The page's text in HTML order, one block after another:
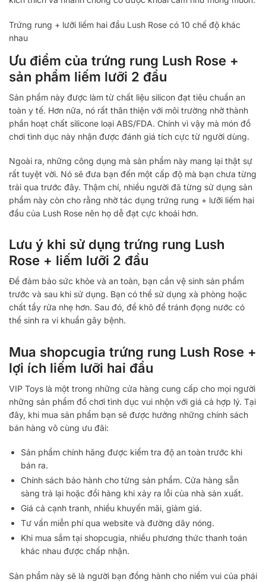
Trứng rung + lưỡi liếm hai đầu Lush Rose có 10 chế độ khác
nhau
Ưu điểm của trứng rung Lush Rose +
sản ​​phẩm liếm lưỡi 2 đầu
Sản phẩm này được làm từ chất liệu silicon đạt tiêu chuẩn an
toàn y tế. Hơn nữa, nó rất thân thiện với môi trường nhờ thành
phần hoạt chất silicone loại ABS/FDA. Chính vì vậy mà món đồ
chơi tình dục này nhận được đánh giá tích cực từ người dùng.
Ngoài ra, những công dụng mà sản phẩm này mang lại thật sự
rất tuyệt vời. Nó sẽ đưa bạn đến một cấp độ mà bạn chưa từng
trải qua trước đây. Thậm chí, nhiều người đã từng sử dụng sản
phẩm này còn cho rằng nhờ tác dụng trứng rung + lưỡi liếm hai
đầu của Lush Rose nên họ dễ đạt cực khoái hơn.
Lưu ý khi sử dụng trứng rung Lush
Rose + liếm lưỡi 2 đầu
Để đảm bảo sức khỏe và an toàn, bạn cần vệ sinh sản phẩm
trước và sau khi sử dụng. Bạn có thể sử dụng xà phòng hoặc
chất tẩy rửa nhẹ hơn. Sau đó, để khô để tránh đọng nước có
thể sinh ra vi khuẩn gây bệnh.
Mua shopcugia trứng rung Lush Rose +
lợi ích liếm lưỡi hai đầu
VIP Toys là một trong những cửa hàng cung cấp cho mọi người
những sản phẩm đồ chơi tình dục vui nhộn với giá cả hợp lý. Tại
đây, khi mua sản phẩm bạn sẽ được hưởng những chính sách
bán hàng vô cùng ưu đãi:
Sản phẩm chính hãng được kiểm tra độ an toàn trước khi
bán ra.
Chính sách bảo hành cho từng sản phẩm. Cửa hàng sẵn
sàng trả lại hoặc đổi hàng khi xảy ra lỗi của nhà sản xuất.
Giá cả cạnh tranh, nhiều khuyến mãi, giảm giá.
Tư vấn miễn phí qua website và đường dây nóng.
Khi mua sắm tại shopcugia, nhiều phương thức thanh toán
khác nhau được chấp nhận.
Sản phẩm này sẽ là người bạn đồng hành cho niềm vui của phái